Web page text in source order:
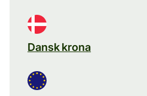
Dansk krona